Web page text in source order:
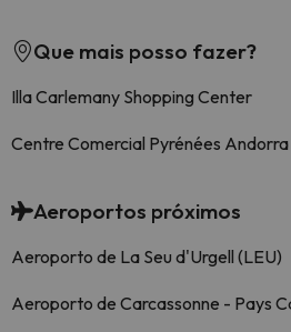
Que mais posso fazer?
Illa Carlemany Shopping Center
Centre Comercial Pyrénées Andorra
Aeroportos próximos
Aeroporto de La Seu d'Urgell (LEU)
Aeroporto de Carcassonne - Pays